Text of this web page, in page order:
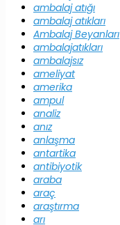
ambalaj atığı
ambalaj atıkları
Ambalaj Beyanları
ambalajatıkları
ambalajsız
ameliyat
amerika
ampul
analiz
anız
anlaşma
antartika
antibiyotik
araba
araç
araştırma
arı